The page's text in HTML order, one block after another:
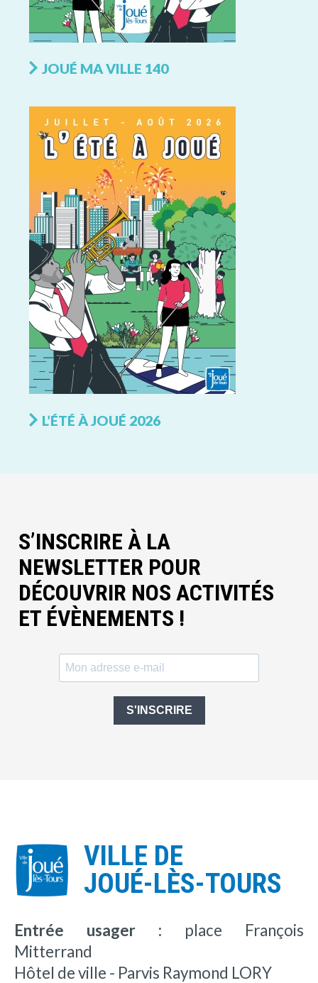
JOUÉ MA VILLE 140
L’ÉTÉ À JOUÉ 2026
S’INSCRIRE À LA
NEWSLETTER POUR
DÉCOUVRIR NOS ACTIVITÉS
ET ÉVÈNEMENTS !
S'INSCRIRE
VILLE DE
JOUÉ-LÈS-TOURS
Entrée usager : place François
Mitterrand
Hôtel de ville - Parvis Raymond LORY